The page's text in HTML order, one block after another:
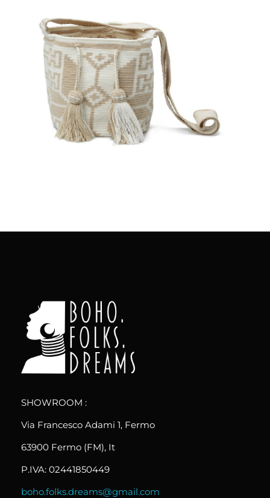
€90.00
Aggiungi
SHOWROOM :
Via Francesco Adami 1, Fermo
63900 Fermo (FM), It
P.IVA: 02441850449
boho.folks.dreams@gmail.com